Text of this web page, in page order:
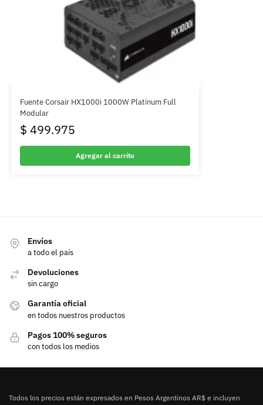
Fuente Corsair HX1000i 1000W Platinum Full
Modular
$ 499.975
Agregar al carrito
Envíos
a todo el país
Devoluciones
sin cargo
Garantía oficial
en todos nuestros productos
Pagos 100% seguros
con todos los medios
Todos los precios están expresados en Pesos Argentinos AR$ e incluyen